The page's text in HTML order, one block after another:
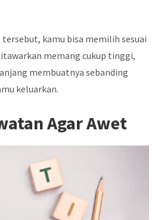
kamu bisa memilih sesuai
memang cukup tinggi,
membuatnya sebanding
keluarkan.
Agar Awet